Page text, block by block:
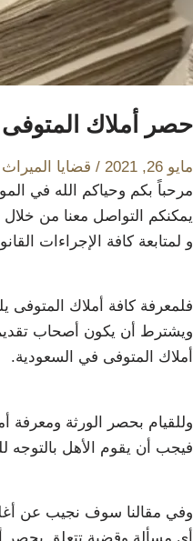
حصر أملاك المتوفى
مايو 26, 2021 / قضايا الميراث
مرحباً بكم وحياكم الله في
يمكنكم التواصل معنا من
و لمتابعة كافة الإجراءات
فلمعرفة كافة أملاك
ويشترط أن يكون أصحاب
أملاك المتوفى في السعودية.
وللقيام بحصر الورثة
فيجب أن يقوم الأهل
وفي مقالنا سوف نجيب عن